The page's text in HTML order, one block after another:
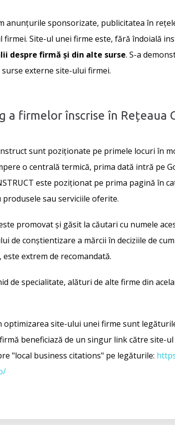
sponsorizate, publicitatea în
Site-ul unei firme este, fără îndoială
despre firmă și din alte surse. S-a
externe site-ului firmei.
firmelor înscrise în Rețeaua
sunt poziționate pe primele locuri în
o centrală termică, prima dată intră pe
este poziționat pe prima pagină în
sau serviciile oferite.
promovat și găsit la căutari cu numele
de conștientizare a mărcii în deciziile de
extrem de recomandată.
de specialitate, alături de alte firme din
site-ului unei firme sunt
beneficiază de un singur link către site-
"local business citations" pe legăturile: